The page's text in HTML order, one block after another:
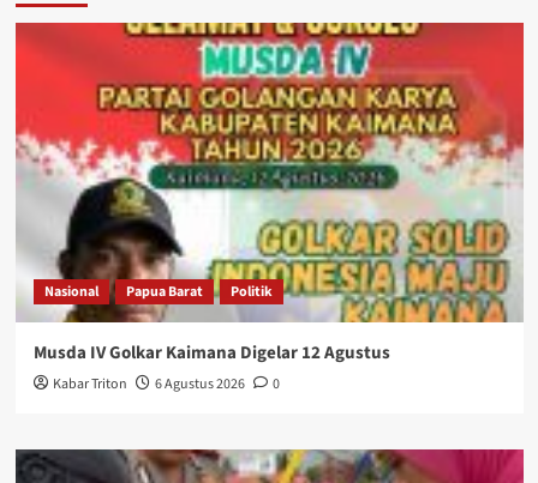
Nasional Papua Barat Politik
Musda IV Golkar Kaimana Digelar 12 Agustus
Kabar Triton 6 Agustus 2026 0